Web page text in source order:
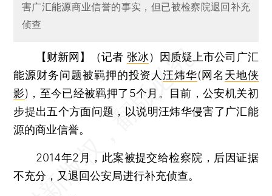
害广汇能源商业信誉的事实，但已被检察院退回补充
侦查
【财新网】（记者 张冰）
因质疑上市公司广汇
能源财务问题被羁押的投资人汪炜华(网名 天地侠
影)，至今已经被羁押了5个月。目前，公安机关初
步提出五个方面问题，以说明汪炜华侵害了广汇能
源的商业信誉。
2014年2月，此案被提交给检察院，后因证据
不充分，又退回公安局进行补充侦查。